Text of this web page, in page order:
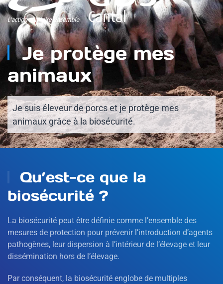
Je protège mes
animaux
Je suis éleveur de porcs et je protège mes
animaux grâce à la biosécurité.
Qu’est-ce que la
biosécurité ?
La biosécurité peut être définie comme l’ensemble des
mesures de protection pour prévenir l’introduction d’agents
pathogènes, leur dispersion à l’intérieur de l’élevage et leur
dissémination hors de l’élevage.
Par conséquent, la biosécurité englobe de multiples